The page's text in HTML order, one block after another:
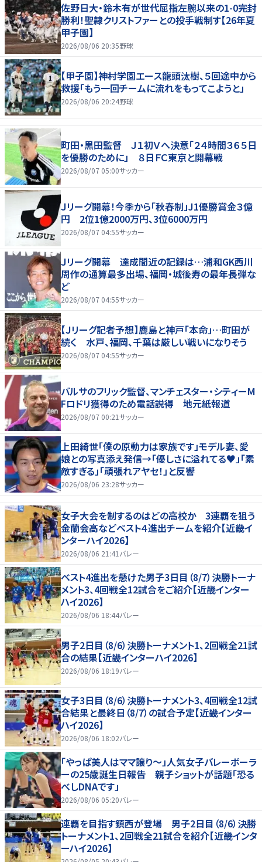
佐野日大・鈴木有が世代屈指左腕以来の1-0完封
勝利！聖隷クリストファーとの投手戦制す【26年夏
甲子園】
2026/08/06 20:35野球
【甲子園】神村学園エース龍頭汰樹、５回途中から
救援「もう一回チームに流れをもってこようと」
2026/08/06 20:24野球
町田・黒田監督 Ｊ１初Ｖへ決意「２４時間３６５日
を優勝のために」 ８日ＦＣ東京と開幕戦
2026/08/07 05:00サッカー
Ｊリーグ開幕！今季から「秋春制」J1優勝賞金３億
円 2位1億2000万円、3位6000万円
2026/08/07 04:55サッカー
Ｊリーグ開幕 達成間近の記録は…浦和GK西川
周作の通算最多出場、福岡・城後寿の最年長弾な
ど
2026/08/07 04:55サッカー
【Ｊリーグ記者予想】鹿島と神戸「本命」…町田が
続く 水戸、福岡、千葉は厳しい戦いになりそう
2026/08/07 04:55サッカー
バルサのフリック監督、マンチェスター・シティーM
Fロドリ獲得のため電話説得 地元紙報道
2026/08/07 00:21サッカー
上田綺世「僕の原動力は家族です」モデル妻、愛
娘との写真添え発信→「優しさに溢れてる♥」「素
敵すぎる」「頑張れアヤセ！」と反響
2026/08/06 23:28サッカー
女子大会を制するのはどの高校か 3連覇を狙う
金蘭会高などベスト４進出チームを紹介【近畿イ
ンターハイ2026】
2026/08/06 21:41 バレー
ベスト4進出を懸けた男子3日目（8/7）決勝トーナ
メント3、4回戦全12試合をご紹介【近畿インター
ハイ2026】
2026/08/06 18:44バレー
男子2日目（8/6）決勝トーナメント1、2回戦全21試
合の結果【近畿インターハイ2026】
2026/08/06 18:19バレー
女子3日目（8/6）決勝トーナメント3、4回戦全12試
合結果と最終日（8/7）の試合予定【近畿インター
ハイ2026】
2026/08/06 18:02バレー
「やっぱ美人はママ譲り～」人気女子バレーボーラ
ーの25歳誕生日報告 親子ショットが話題「恐る
べしDNAです」
2026/08/06 05:20バレー
連覇を目指す鎮西が登場 男子2日目（8/6）決勝
トーナメント1、2回戦全21試合を紹介【近畿インタ
ーハイ2026】